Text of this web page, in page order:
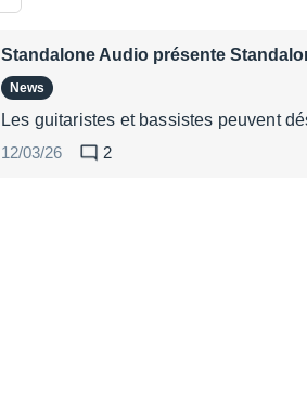
Standalone Audio présente
News
Les guitaristes et bassistes peuvent
12/03/26
2